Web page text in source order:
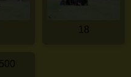
18